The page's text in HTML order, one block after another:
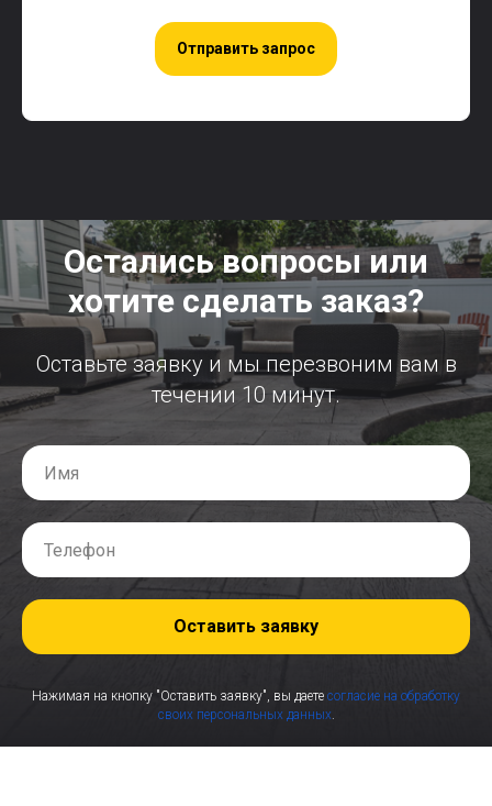
Отправить запрос
Остались вопросы или
хотите сделать заказ?
Оставьте заявку и мы перезвоним вам в
течении 10 минут.
Оставить заявку
Нажимая на кнопку "Оставить заявку", вы даете согласие на обработку
своих персональных данных.